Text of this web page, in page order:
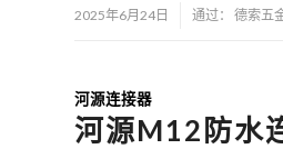
2025年6月24日 通过： 德索五
河源连接器
河源M12防水